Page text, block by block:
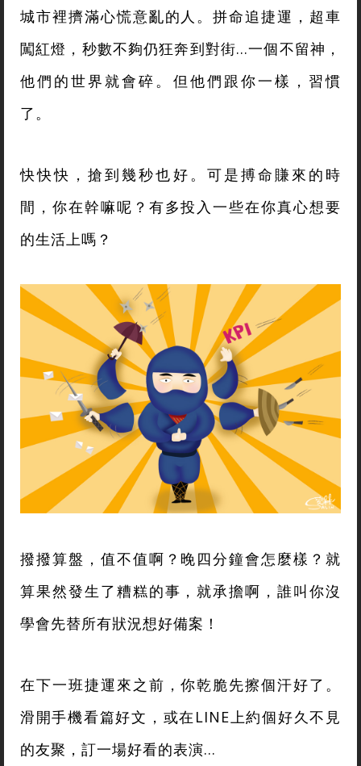
城市裡擠滿心慌意亂的人。拼命追捷運，超車
闖紅燈，秒數不夠仍狂奔到對街…一個不留神，
他們的世界就會碎。但他們跟你一樣，習慣
了。
快快快，搶到幾秒也好。可是搏命賺來的時
間，你在幹嘛呢？有多投入一些在你真心想要
的生活上嗎？
撥撥算盤，值不值啊？晚四分鐘會怎麼樣？就
算果然發生了糟糕的事，就承擔啊，誰叫你沒
學會先替所有狀況想好備案！
在下一班捷運來之前，你乾脆先擦個汗好了。
滑開手機看篇好文，或在LINE上約個好久不見
的友聚，訂一場好看的表演…